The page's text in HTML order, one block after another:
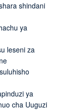
shindani
ya
leseni za
ya
cha Uuguzi